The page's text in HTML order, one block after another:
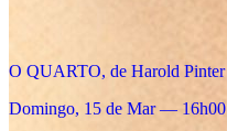
O QUARTO, de Harold Pinter
Domingo, 15 de Mar — 16h00